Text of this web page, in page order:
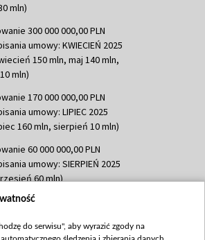
mln)
300 000 000,00 PLN
umowy: KWIECIEŃ 2025
150 mln, maj 140 mln,
mln)
170 000 000,00 PLN
umowy: LIPIEC 2025
160 mln, sierpień 10 mln)
60 000 000,00 PLN
umowy: SIERPIEŃ 2025
60 mln)
635 783 051,21 PLN
100 mln, październik 350
do serwisu", aby wyrazić zgody na